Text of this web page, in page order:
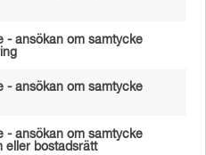
- ansökan om samtycke
- ansökan om samtycke
- ansökan om samtycke
eller bostadsrätt